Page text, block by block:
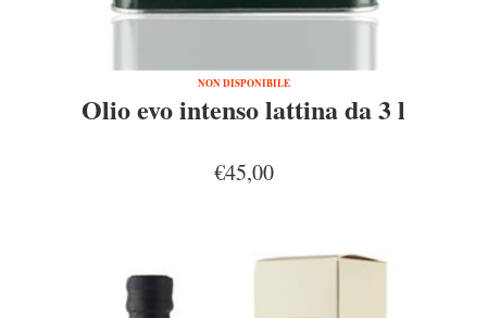
NON DISPONIBILE
Olio evo intenso lattina da 3 l
€45,00